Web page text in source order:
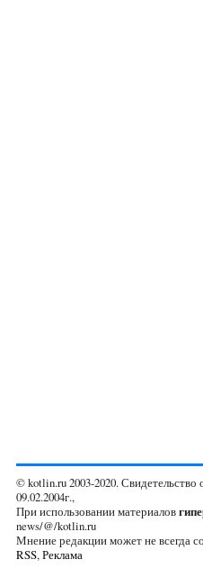
© kotlin.ru 2003-2020.
09.02.2004г.,
При использовании материалов
news/@/kotlin.ru
Мнение редакции может не всегда
RSS,Реклама